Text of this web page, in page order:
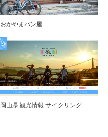
おかやまパン屋
岡山県 観光情報 サイクリング